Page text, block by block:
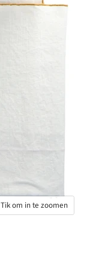
Tik om in te zoomen